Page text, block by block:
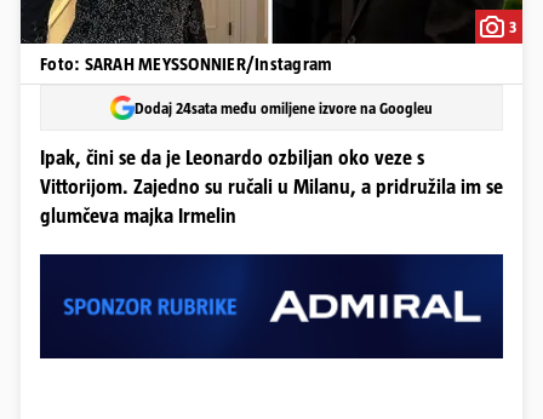
3
Foto: SARAH MEYSSONNIER/Instagram
Dodaj 24sata među omiljene izvore na Googleu
Ipak, čini se da je Leonardo ozbiljan oko veze s
Vittorijom. Zajedno su ručali u Milanu, a pridružila im se
glumčeva majka Irmelin